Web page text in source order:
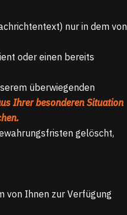
nur in dem von
oder einen bereits
überwiegenden
Ihrer besonderen Situation
gelöscht,
von Ihnen zur Verfügung